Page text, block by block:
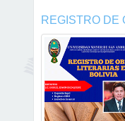
REGISTRO DE